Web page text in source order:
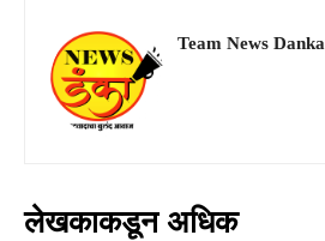
Team News Danka
लेखकाकडून अधिक